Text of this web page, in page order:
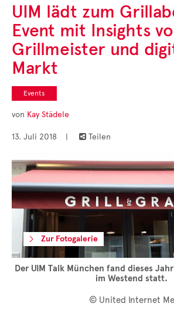
UIM lädt zum
Event mit Insights
Grillmeister und
Markt
Events
von Kay Städele
13. Juli 2018 |  Teilen
Zur Fotogalerie
Der UIM Talk München fand dieses
im Westend statt.
© United Internet